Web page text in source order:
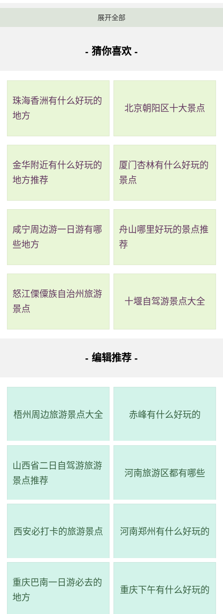
一。桂林独秀峰·王城景区以独秀峰为中心，明代靖江藩
桂林三大历史文化体系的代表。不仅如此，这里也是桂
最佳观景台。“桂林山水甲天下”这千古名言形容的就是像
独秀峰这样的秀丽山水。
2、两江四湖·象山景区
评级：AAAAA
方米。该工程最早形成于北宋年间，当时榕湖、杉湖、
桂林“水城”的繁荣景象，并恢复桂林宋代水上游的城市游
览模式，桂林“两江四湖”工程的构想经过建设者们1000多
个日日夜夜的艰苦奋斗，2002年6月2日上午实现了通
航，南宋著名诗词家刘克庄咏叹桂林“千山野立，一水抱
的自然风光和历史文化吸引着无数国内外游客前来探
晚，您还可以欣赏到灯光变幻的壮观景象，别有一番韵
3、乐满地休闲世界（乐满地主题乐园）
评级：AAAAA
乐满地主题乐园是乐满地度假世界第一期工程投资
区。园区共有五大主题区：欢乐中国城、美国西部区、
展开全部
- 猜你喜欢 -
珠海香洲有什么好玩的
地方
北京朝阳区十大景点
金华附近有什么好玩的
地方推荐
厦门杏林有什么好玩的
景点
咸宁周边游一日游有哪
些地方
舟山哪里好玩的景点推
荐
怒江傈僳族自治州旅游
景点
十堰自驾游景点大全
- 编辑推荐 -
梧州周边旅游景点大全 赤峰有什么好玩的
山西省二日自驾游旅游
景点推荐
河南旅游区都有哪些
西安必打卡的旅游景点 河南郑州有什么好玩的
重庆巴南一日游必去的
地方
重庆下午有什么好玩的